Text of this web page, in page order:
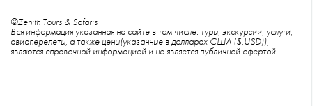
©Zenith Tours & Safaris
Вся информация указанная на сайте в том числе: туры, экскурсии, услуги,
авиаперелеты, а также цены(указанные в долларах США ($,USD)),
являются справочной информацией и не является публичной офертой.